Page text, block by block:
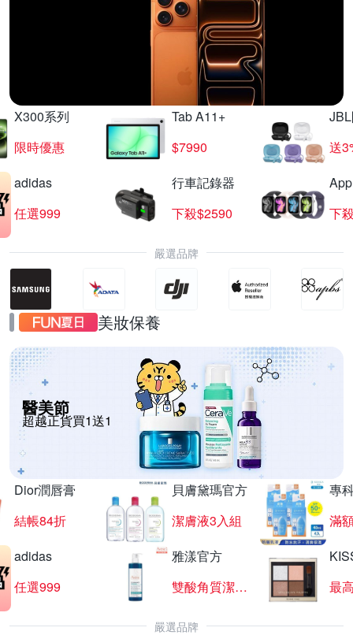
X300系列
限時優惠
Tab A11+
$7990
送
adidas
任選999
行車記錄器
下殺$2590
下
嚴選品牌
美妝保養
醫美節
超越正貨買1送1
Dior潤唇膏
結帳84折
貝膚黛瑪官方
潔膚液3入組
專
滿
adidas
任選999
雅漾官方
雙酸角質潔膚露
最
嚴選品牌